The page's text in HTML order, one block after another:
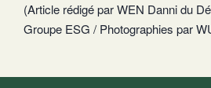
(Article rédigé par WEN Danni du
Groupe ESG / Photographies par